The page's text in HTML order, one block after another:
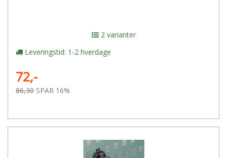
2 varianter
Leveringstid: 1-2 hverdage
72,-
86,30 SPAR 16%